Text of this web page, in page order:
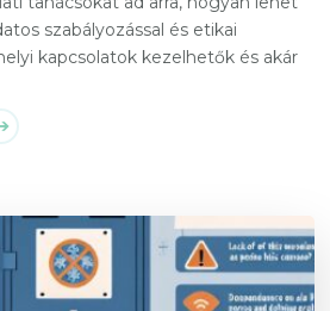
szabályozással és etikai
kapcsolatok kezelhetők és akár